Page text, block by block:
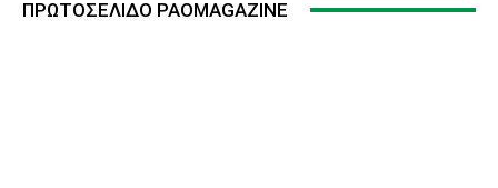
ΠΡΩΤΟΣΈΛΙΔΟ PAOMAGAZINE